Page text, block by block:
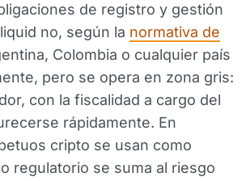
de registro y gestión
no, según la normativa de
Colombia o cualquier país
pero se opera en zona gris:
con la fiscalidad a cargo del
rápidamente. En
cripto se usan como
regulatorio se suma al riesgo